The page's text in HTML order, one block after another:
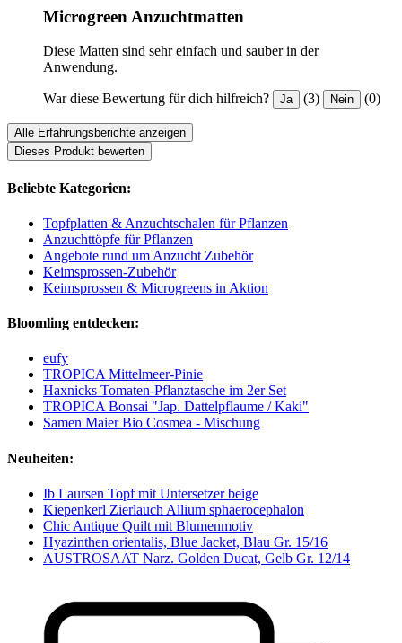
Microgreen Anzuchtmatten
Diese Matten sind sehr einfach und sauber in der
Anwendung.
War diese Bewertung für dich hilfreich? Ja (3) Nein (0)
Alle Erfahrungsberichte anzeigen
Dieses Produkt bewerten
Beliebte Kategorien:
Topfplatten & Anzuchtschalen für Pflanzen
Anzuchttöpfe für Pflanzen
Angebote rund um Anzucht Zubehör
Keimsprossen-Zubehör
Keimsprossen & Microgreens in Aktion
Bloomling entdecken:
eufy
TROPICA Mittelmeer-Pinie
Haxnicks Tomaten-Pflanztasche im 2er Set
TROPICA Bonsai "Jap. Dattelpflaume / Kaki"
Samen Maier Bio Cosmea - Mischung
Neuheiten:
Ib Laursen Topf mit Untersetzer beige
Kiepenkerl Zierlauch Allium sphaerocephalon
Chic Antique Quilt mit Blumenmotiv
Hyazinthen orientalis, Blue Jacket, Blau Gr. 15/16
AUSTROSAAT Narz. Golden Ducat, Gelb Gr. 12/14